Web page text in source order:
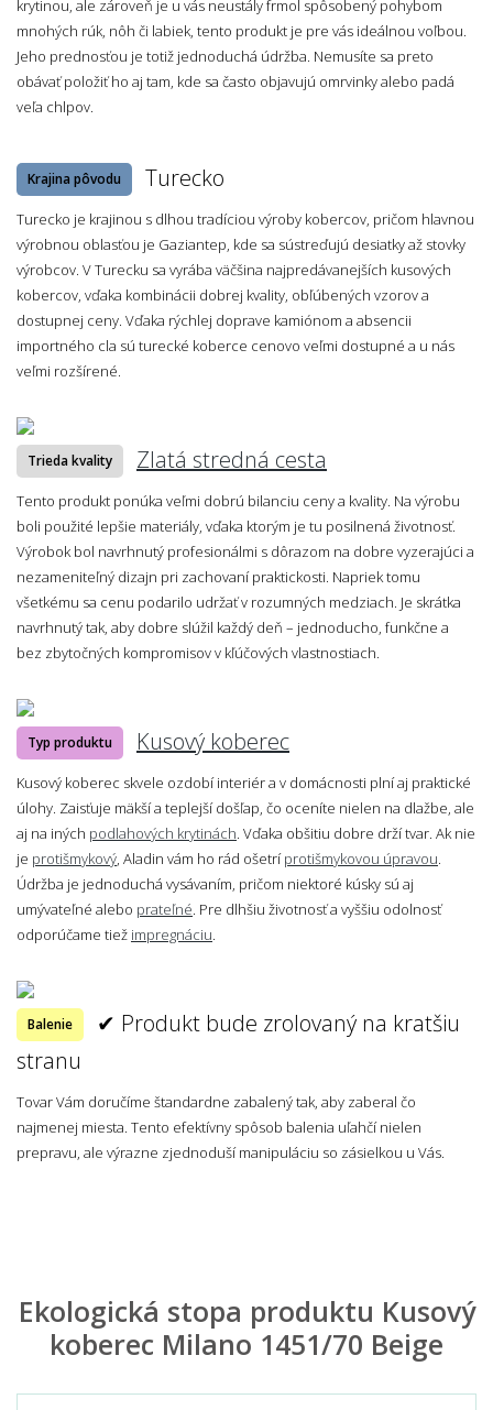
krytinou, ale zároveň je u vás neustály frmol spôsobený pohybom
mnohých rúk, nôh či labiek, tento produkt je pre vás ideálnou voľbou.
Jeho prednosťou je totiž jednoduchá údržba. Nemusíte sa preto
obávať položiť ho aj tam, kde sa často objavujú omrvinky alebo padá
veľa chlpov.
Krajina pôvodu Turecko
Turecko je krajinou s dlhou tradíciou výroby kobercov, pričom hlavnou
výrobnou oblasťou je Gaziantep, kde sa sústreďujú desiatky až stovky
výrobcov. V Turecku sa vyrába väčšina najpredávanejších kusových
kobercov, vďaka kombinácii dobrej kvality, obľúbených vzorov a
dostupnej ceny. Vďaka rýchlej doprave kamiónom a absencii
importného cla sú turecké koberce cenovo veľmi dostupné a u nás
veľmi rozšírené.
Trieda kvality Zlatá stredná cesta
Tento produkt ponúka veľmi dobrú bilanciu ceny a kvality. Na výrobu
boli použité lepšie materiály, vďaka ktorým je tu posilnená životnosť.
Výrobok bol navrhnutý profesionálmi s dôrazom na dobre vyzerajúci a
nezameniteľný dizajn pri zachovaní praktickosti. Napriek tomu
všetkému sa cenu podarilo udržať v rozumných medziach. Je skrátka
navrhnutý tak, aby dobre slúžil každý deň – jednoducho, funkčne a
bez zbytočných kompromisov v kľúčových vlastnostiach.
Typ produktu Kusový koberec
Kusový koberec skvele ozdobí interiér a v domácnosti plní aj praktické
úlohy. Zaisťuje mäkší a teplejší došľap, čo oceníte nielen na dlažbe, ale
aj na iných podlahových krytinách . Vďaka obšitiu dobre drží tvar. Ak nie
je protišmykový , Aladin vám ho rád ošetríprotišmykovou úpravou
Údržba je jednoduchá vysávaním, pričom niektoré kúsky sú aj
umývateľné alebo prateľné . Pre dlhšiu životnosť a vyššiu odolnosť
odporúčame tiež impregnáciu
Balenie
✔ Produkt bude zrolovaný na kratšiu
stranu
Tovar Vám doručíme štandardne zabalený tak, aby zaberal čo
najmenej miesta. Tento efektívny spôsob balenia uľahčí nielen
prepravu, ale výrazne zjednoduší manipuláciu so zásielkou u Vás.
Ekologická stopa produktu Kusový
koberec Milano 1451/70 Beige